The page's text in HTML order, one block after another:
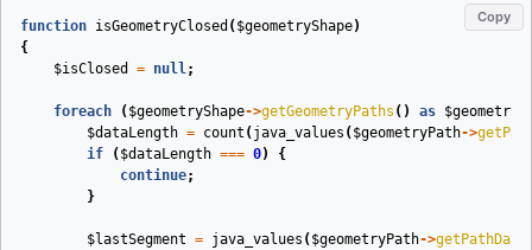
Copy
function isGeometryClosed ( $geometryShape)
{
$isClosed
= null;
foreach ( $geometryShape->getGeometryPaths () as
$dataLength = count ( java_values ( $geometryPath->
if
( $dataLength === 0)
{
continue;
}
$lastSegment = java_values ( $geometryPath->getPathData